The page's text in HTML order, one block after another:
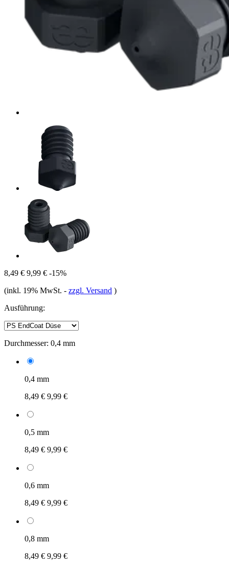
8,49 € 9,99 € -15%
(inkl. 19% MwSt. - zzgl. Versand )
Ausführung:
Durchmesser: 0,4 mm
0,4 mm
8,49 € 9,99 €
0,5 mm
8,49 € 9,99 €
0,6 mm
8,49 € 9,99 €
0,8 mm
8,49 € 9,99 €